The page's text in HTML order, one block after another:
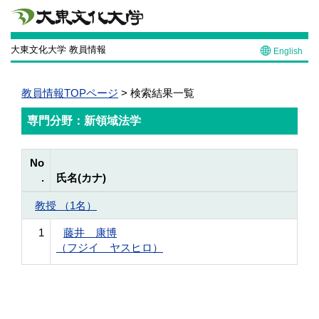
大東文化大学 教員情報 English
教員情報TOPページ > 検索結果一覧
専門分野：新領域法学
No
.
氏名(カナ)
教授 （1名）
1
藤井 康博
（フジイ ヤスヒロ）